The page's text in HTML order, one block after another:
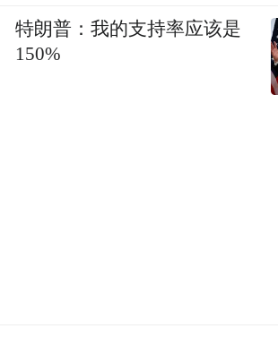
特朗普：我的支持率应该是
150%